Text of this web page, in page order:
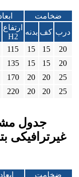
ضخامت
ارتفاع
H2
بدنه کف درب
115 15 15
20
135 15 15
20
170 20 20
25
220 20 20 25
جدول
غیرترافیکی
ضخامت